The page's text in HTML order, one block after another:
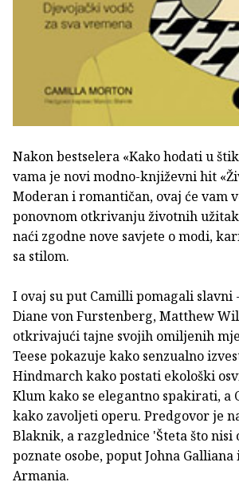
Nakon bestselera «Kako hodati u
vama je novi modno-književni hit
Moderan i romantičan, ovaj će vam
ponovnom otkrivanju životnih
naći zgodne nove savjete o modi,
sa stilom.
I ovaj su put Camilli pomagali slavni
Diane von Furstenberg, Matthew
otkrivajući tajne svojih omiljenih
Teese pokazuje kako senzualno
Hindmarch kako postati ekološki
Klum kako se elegantno spakirati, a
kako zavoljeti operu. Predgovor je
Blaknik, a razglednice 'Šteta što
poznate osobe, poput Johna
Armania.